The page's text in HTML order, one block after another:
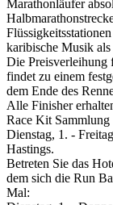
Marathonläufer
karibische Musik
Die Preisverleihung
findet zu einem
dem Ende des
Alle Finisher
Race Kit Sammlung
Dienstag, 1. -
Hastings.
Betreten Sie das
dem sich die Run
Mal: